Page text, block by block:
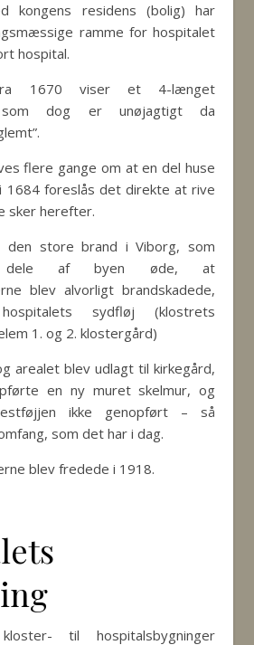
kongens residens (bolig) har
ramme for hospitalet
hospital.
1670 viser et 4-længet
som dog er unøjagtigt da
flere gange om at en del huse
1684 foreslås det direkte at rive
sker herefter.
store brand i Viborg, som
dele af byen øde, at
blev alvorligt brandskadede,
sydfløj (klostrets
1. og 2. klostergård)
arealet blev udlagt til kirkegård,
en ny muret skelmur, og
ikke genopført – så
som det har i dag.
blev fredede i 1918.
til hospitalsbygninger